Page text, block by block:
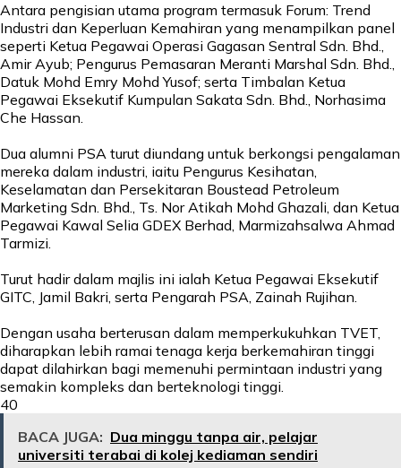
Antara pengisian utama program termasuk Forum: Trend
Industri dan Keperluan Kemahiran yang menampilkan panel
seperti Ketua Pegawai Operasi Gagasan Sentral Sdn. Bhd.,
Amir Ayub; Pengurus Pemasaran Meranti Marshal Sdn. Bhd.,
Datuk Mohd Emry Mohd Yusof; serta Timbalan Ketua
Pegawai Eksekutif Kumpulan Sakata Sdn. Bhd., Norhasima
Che Hassan.
Dua alumni PSA turut diundang untuk berkongsi pengalaman
mereka dalam industri, iaitu Pengurus Kesihatan,
Keselamatan dan Persekitaran Boustead Petroleum
Marketing Sdn. Bhd., Ts. Nor Atikah Mohd Ghazali, dan Ketua
Pegawai Kawal Selia GDEX Berhad, Marmizahsalwa Ahmad
Tarmizi.
Turut hadir dalam majlis ini ialah Ketua Pegawai Eksekutif
GITC, Jamil Bakri, serta Pengarah PSA, Zainah Rujihan.
Dengan usaha berterusan dalam memperkukuhkan TVET,
diharapkan lebih ramai tenaga kerja berkemahiran tinggi
dapat dilahirkan bagi memenuhi permintaan industri yang
semakin kompleks dan berteknologi tinggi.
40
BACA JUGA: Dua minggu tanpa air, pelajar
universiti terabai di kolej kediaman sendiri